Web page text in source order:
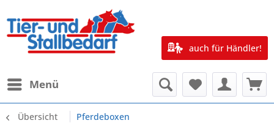
Menü
auch für Händler!
Übersicht Pferdeboxen